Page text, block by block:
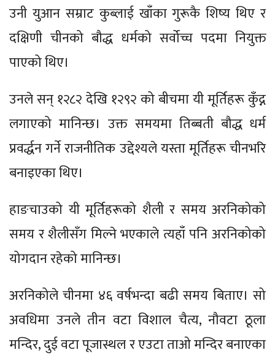
उनी युआन सम्राट कुब्लाई खाँका गुरूकै शिष्य थिए र
दक्षिणी चीनको बौद्ध धर्मको सर्वोच्च पदमा नियुक्त
पाएको थिए।
उनले सन् १२८२ देखि १२९२ को बीचमा यी मूर्तिहरू कुँद्न
लगाएको मानिन्छ। उक्त समयमा तिब्बती बौद्ध धर्म
प्रवर्द्धन गर्ने राजनीतिक उद्देश्यले यस्ता मूर्तिहरू चीनभरि
बनाइएका थिए।
हाङचाउको यी मूर्तिहरूको शैली र समय अरनिकोको
समय र शैलीसँग मिल्ने भएकाले त्यहाँ पनि अरनिकोको
योगदान रहेको मानिन्छ।
अरनिकोले चीनमा ४६ वर्षभन्दा बढी समय बिताए। सो
अवधिमा उनले तीन वटा विशाल चैत्य, नौवटा ठूला
मन्दिर, दुई वटा पूजास्थल र एउटा ताओ मन्दिर बनाएका